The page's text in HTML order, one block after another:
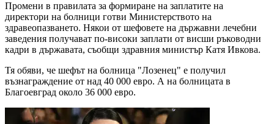
Промени в правилата за формиране на заплатите на
директори на болници готви Министерството на
здравеопазването. Някои от шефовете на държавни лечебни
заведения получават по-високи заплати от висши ръководни
кадри в държавата, съобщи здравния министър Катя Ивкова.
Тя обяви, че шефът на болница "Лозенец" е получил
възнаграждение от над 40 000 евро. А на болницата в
Благоевград около 36 000 евро.